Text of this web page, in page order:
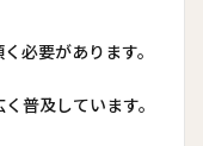
必要があります。
普及しています。